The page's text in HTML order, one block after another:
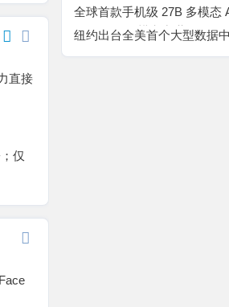
直接
仅
行业第二，高成本制约规模
全球首款手机级 27B 多模态
Bonsai 27B 横空出世
纽约出台全美首个大型数据
令，AI 算力扩张迎来强监管